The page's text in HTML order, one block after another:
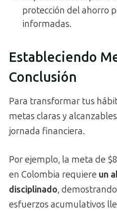
protección del ahorro
informadas.
Estableciendo
Conclusión
Para transformar tus
metas claras y
jornada financiera.
Por ejemplo, la meta de
en Colombia requiere un
disciplinado,
esfuerzos acumulativos